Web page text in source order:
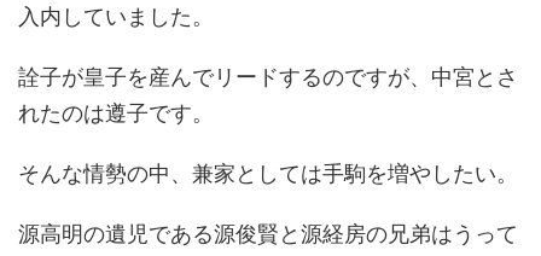
入内していました。
詮子が皇子を産んでリードするのですが、中宮とさ
れたのは遵子です。
そんな情勢の中、兼家としては手駒を増やしたい。
源高明の遺児である源俊賢と源経房の兄弟はうって